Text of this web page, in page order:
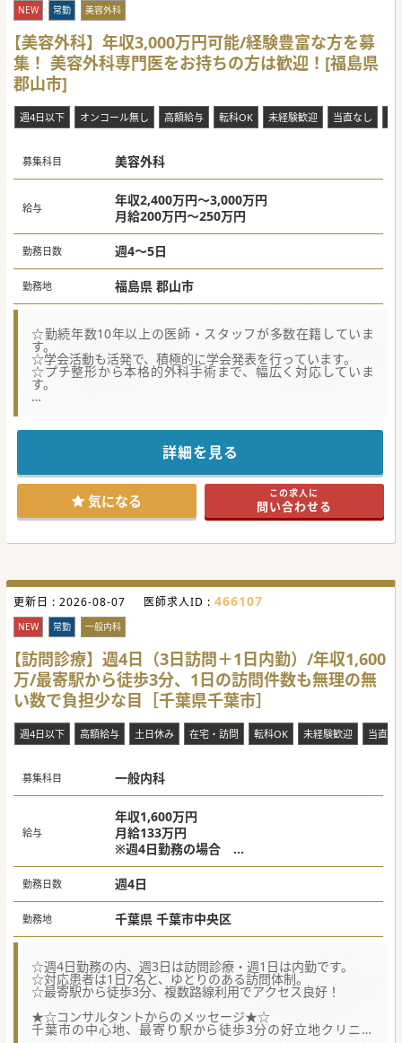
NEW 常勤 美容外科
【美容外科】年収3,000万円可能/経験豊富な方を募
集！ 美容外科専門医をお持ちの方は歓迎！[福島県
郡山市]
週4日以下 オンコール無し 高額給与 転科OK 未経験歓迎 当直なし
募集科目 美容外科
給与
年収2,400万円～3,000万円
月給200万円～250万円
勤務日数 週4～5日
勤務地 福島県 郡山市
☆勤続年数10年以上の医師・スタッフが多数在籍していま
す。
☆学会活動も活発で、積極的に学会発表を行っています。
☆プチ整形から本格的外科手術まで、幅広く対応していま
す。
数在籍しており、安定した環境です。
■積極的に学会発表を行っており、常に最新の知見や技術を
追求しているため、学ぶ環境が整っております。
■未経験者からスタートするドクターが多く、勤務医や各ク
リニックの院長から実践的な技術を直接学べるため、着実に
成長できます。
【募集背景】
ており、特に美容医療への熱意と意欲のあるを求めていま
キャリアを本格的に築きたいドクターを歓迎しています。
■多くの患者様の要望に応え、質の高い美容医療を提供する
ための人員強化を目的とした募集となります。
【やりがい】
■患者様一人ひとりに丁寧に向き合い、美の実現をサポート
することに大きな達成感、顧客満足を得られる環境となりま
す。
■幅広い症例を経験しながら美容外科医としての知識やスキ
ルを着実に高めていくことが可能な環境となります。
■ベテランスタッフに支えられつつ、経験豊富な先輩医師か
ら直接指導を受けることで、短期間での成長が期待できま
す。
詳細を見る
気になる この求人に
問い合わせる
更新日 : 2026-08-07 医師求人ID : 466107
NEW 常勤 一般内科
【訪問診療】週4日（3日訪問＋1日内勤）/年収1,600
万/最寄駅から徒歩3分、1日の訪問件数も無理の無
い数で負担少な目［千葉県千葉市］
週4日以下 高額給与 土日休み 在宅・訪問 転科OK 未経験歓迎 当直な
募集科目 一般内科
給与
年収1,600万円
月給133万円
※週4日勤務の場合
※経験スキルにより変動あり
勤務日数 週4日
勤務地 千葉県 千葉市中央区
☆週4日勤務の内、週3日は訪問診療・週1日は内勤です。
☆対応患者は1日7名と、ゆとりのある訪問体制。
☆最寄駅から徒歩3分、複数路線利用でアクセス良好！
★☆コンサルタントからのメッセージ★☆
千葉市の中心地、最寄り駅から徒歩3分の好立地クリニッ